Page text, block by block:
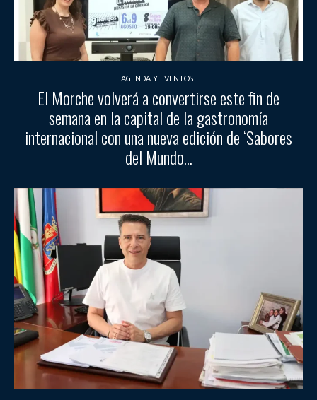
AGENDA Y EVENTOS
El Morche volverá a convertirse este fin de
semana en la capital de la gastronomía
internacional con una nueva edición de ‘Sabores
del Mundo...